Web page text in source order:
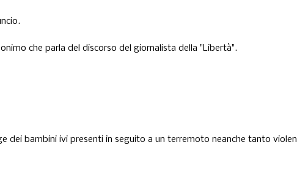
che parla del discorso del giornalista della "Libertà".
dei bambini ivi presenti in seguito a un terremoto neanche tanto